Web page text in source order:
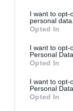
not limited to
grant or deny
use your data for
consent section.
I want to opt-
personal data.
Opted In
I want to opt-
Personal Data.
Opted In
I want to opt-
Personal
Opted In